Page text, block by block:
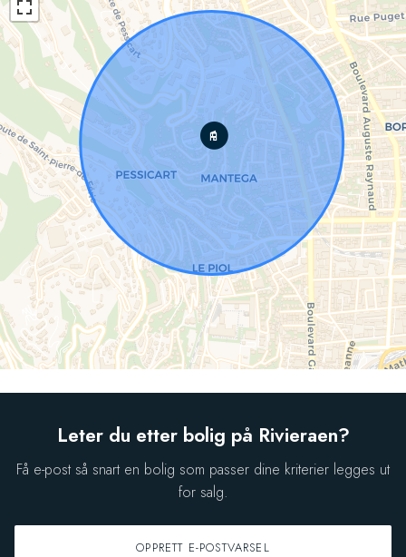
Leter du etter bolig på Rivieraen?
Få e-post så snart en bolig som passer dine kriterier legges ut
for salg.
OPPRETT E-POSTVARSEL